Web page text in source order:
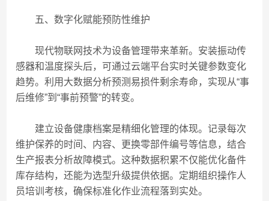
五、数字化赋能预防性维护
现代物联网技术为设备管理带来革新。安装振动传
感器和温度探头后，可通过云端平台实时关键参数变化
趋势。利用大数据分析预测易损件剩余寿命，实现从“事
后维修”到“事前预警”的转变。
建立设备健康档案是精细化管理的体现。记录每次
维护保养的时间、内容、更换零部件编号等信息，结合
生产报表分析故障模式。这种数据积累不仅能优化备件
库存结构，还能为选型升级提供依据。定期组织操作人
员培训考核，确保标准化作业流程落到实处。